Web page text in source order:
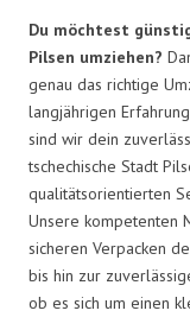
Du möchtest
Pilsen umziehen?
genau das richtige
langjährigen
sind wir dein
tschechische Stadt
qualitätsorientierten
Unsere kompetenten
sicheren Verpacken
bis hin zur
ob es sich um einen